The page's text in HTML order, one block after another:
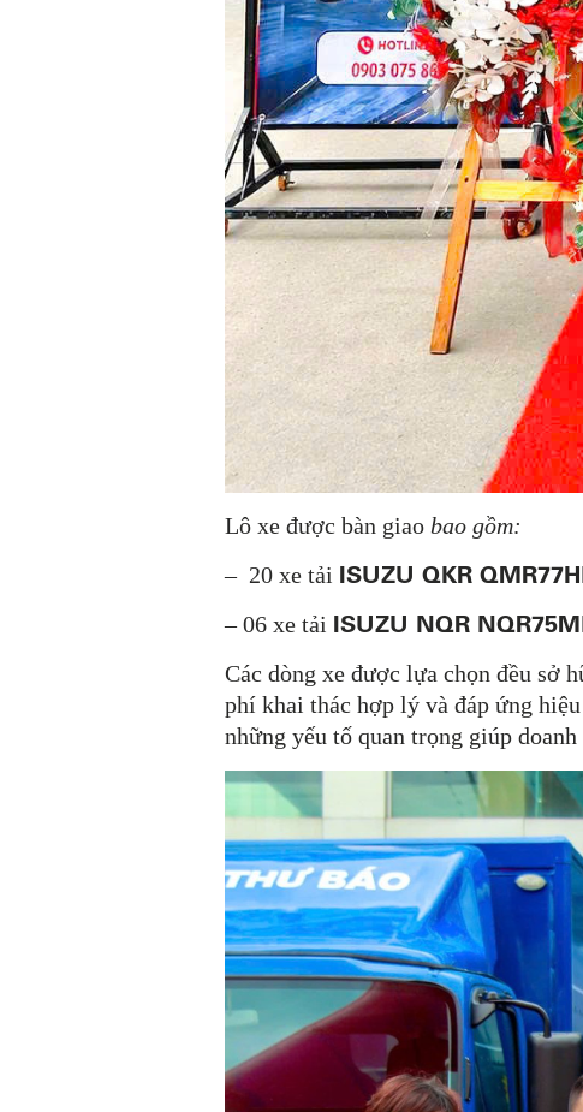
Lô xe được bàn giao bao gồm:
– 20 xe tải ISUZU QKR
– 06 xe tải ISUZU NQR
Các dòng xe được lựa chọn đều sở
phí khai thác hợp lý và đáp ứng
những yếu tố quan trọng giúp